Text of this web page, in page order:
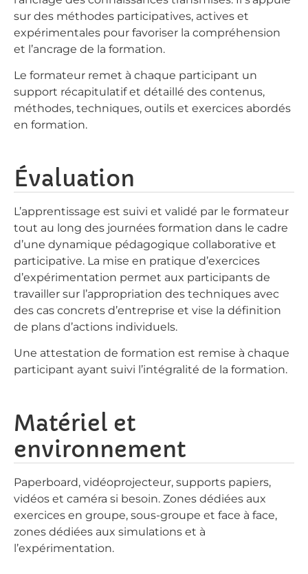
sur des méthodes participatives, actives et
expérimentales pour favoriser la compréhension
et l’ancrage de la formation.
Le formateur remet à chaque participant un
support récapitulatif et détaillé des contenus,
méthodes, techniques, outils et exercices abordés
en formation.
Évaluation
L’apprentissage est suivi et validé par le formateur
tout au long des journées formation dans le cadre
d’une dynamique pédagogique collaborative et
participative. La mise en pratique d’exercices
d’expérimentation permet aux participants de
travailler sur l’appropriation des techniques avec
des cas concrets d’entreprise et vise la définition
de plans d’actions individuels.
Une attestation de formation est remise à chaque
participant ayant suivi l’intégralité de la formation.
Matériel et
environnement
Paperboard, vidéoprojecteur, supports papiers,
vidéos et caméra si besoin. Zones dédiées aux
exercices en groupe, sous-groupe et face à face,
zones dédiées aux simulations et à
l’expérimentation.